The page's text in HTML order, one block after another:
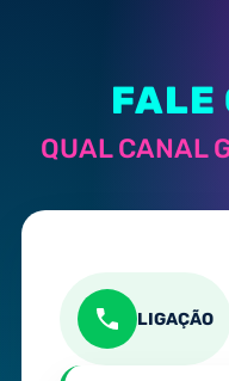
FALE
QUAL CANAL
LIGAÇÃO